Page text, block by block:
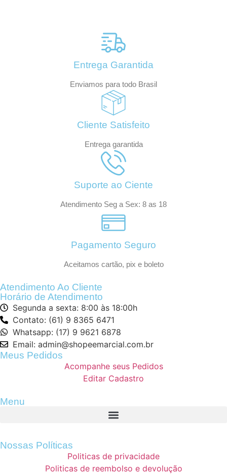
Entrega Garantida
Enviamos para todo Brasil
Cliente Satisfeito
Entrega garantida
Suporte ao Ciente
Atendimento Seg a Sex: 8 as 18
Pagamento Seguro
Aceitamos cartão, pix e boleto
Atendimento Ao Cliente
Horário de Atendimento
Segunda a sexta: 8:00 às 18:00h
Contato: (61) 9 8365 6471
Whatsapp: (17) 9 9621 6878
Email: admin@shopeemarcial.com.br
Meus Pedidos
Acompanhe seus Pedidos
Editar Cadastro
Menu
Nossas Políticas
Politicas de privacidade
Politicas de reembolso e devolução